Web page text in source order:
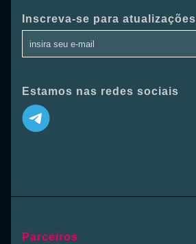
Inscreva-se para atualizações
Estamos nas redes sociais
Parceiros